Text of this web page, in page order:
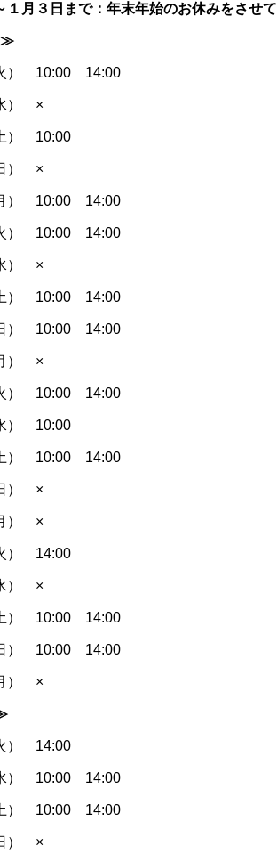
月３日まで：年末年始のお休みをさせて
≫
） 10:00 14:00
） ×
） 10:00
） ×
） 10:00 14:00
） 10:00 14:00
） ×
） 10:00 14:00
） 10:00 14:00
） ×
） 10:00 14:00
水） 10:00
） 10:00 14:00
） ×
） ×
） 14:00
） ×
） 10:00 14:00
） 10:00 14:00
） ×
） 14:00
） 10:00 14:00
） 10:00 14:00
） ×